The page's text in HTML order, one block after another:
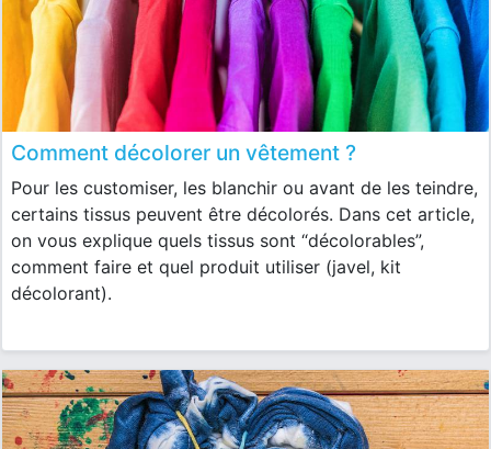
Comment décolorer un vêtement ?
Pour les customiser, les blanchir ou avant de les teindre,
certains tissus peuvent être décolorés. Dans cet article,
on vous explique quels tissus sont “décolorables”,
comment faire et quel produit utiliser (javel, kit
décolorant).